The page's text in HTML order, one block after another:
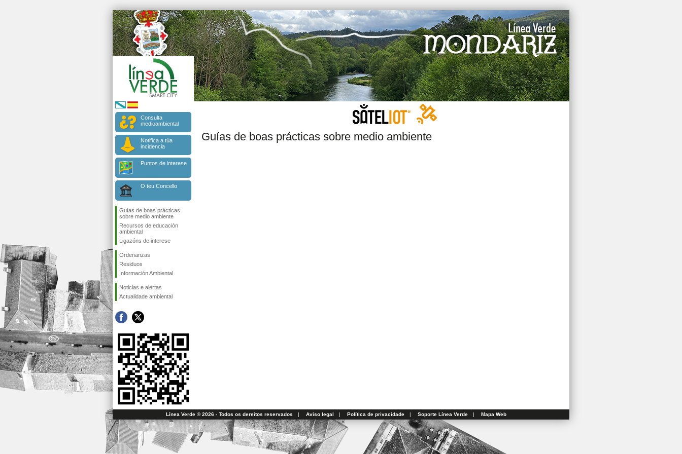
Consulta
medioambiental
Notifica a túa
incidencia
Puntos de interese
O teu Concello
Guías de boas prácticas
sobre medio ambiente
Recursos de educación
ambiental
Ligazóns de interese
Ordenanzas
Residuos
Información Ambiental
Noticias e alertas
Actualidade ambiental
Guías de boas prácticas sobre medio ambiente
Línea Verde ® 2026 - Todos os dereitos reservados | Aviso legal | Política de privacidade | Soporte Línea Verde | Mapa Web